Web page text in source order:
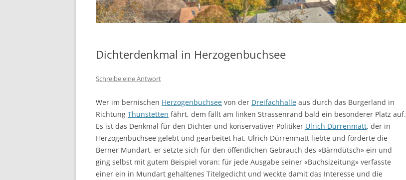
Dichterdenkmal in Herzogenbuchsee
Schreibe eine Antwort
Wer im bernischen Herzogenbuchsee von der Dreifachhalle aus durch das Burgerland in
Richtung Thunstetten fährt, dem fällt am linken Strassenrand bald ein besonderer Platz auf.
Es ist das Denkmal für den Dichter und konservativer Politiker Ulrich Dürrenmatt, der in
Herzogenbuchsee gelebt und gearbeitet hat. Ulrich Dürrenmatt liebte und förderte die
Berner Mundart, er setzte sich für den öffentlichen Gebrauch des «Bärndütsch» ein und
ging selbst mit gutem Beispiel voran: für jede Ausgabe seiner «Buchsizeitung» verfasste
einer ein in Mundart gehaltenes Titelgedicht und weckte damit das Interesse und die